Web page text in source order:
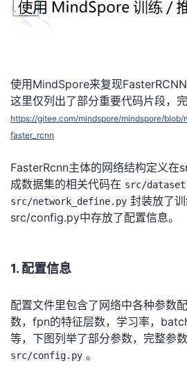
使用MindSpore来复现FasterRCNN
这里仅列出了部分重要代码片段，完
https://gitee.com/mindspore/mindspore/
faster_rcnn
FasterRcnn主体的网络结构定义在
成数据集的相关代码在 src/
src/network_define.py 封装放了训
src/config.py中存放了配置信息。
1. 配置信息
配置文件里包含了网络中各种参数
数，fpn的特征层数，学习率，
等，下图列举了部分参数，完整参
src/config.py 。